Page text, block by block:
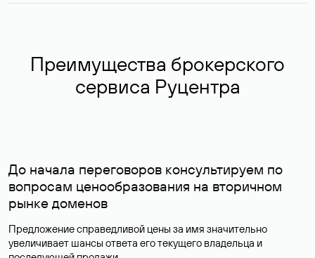
Преимущества брокерского
сервиса Руцентра
До начала переговоров консультируем по
вопросам ценообразования на вторичном
рынке доменов
Предложение справедливой цены за имя значительно
увеличивает шансы ответа его текущего владельца и